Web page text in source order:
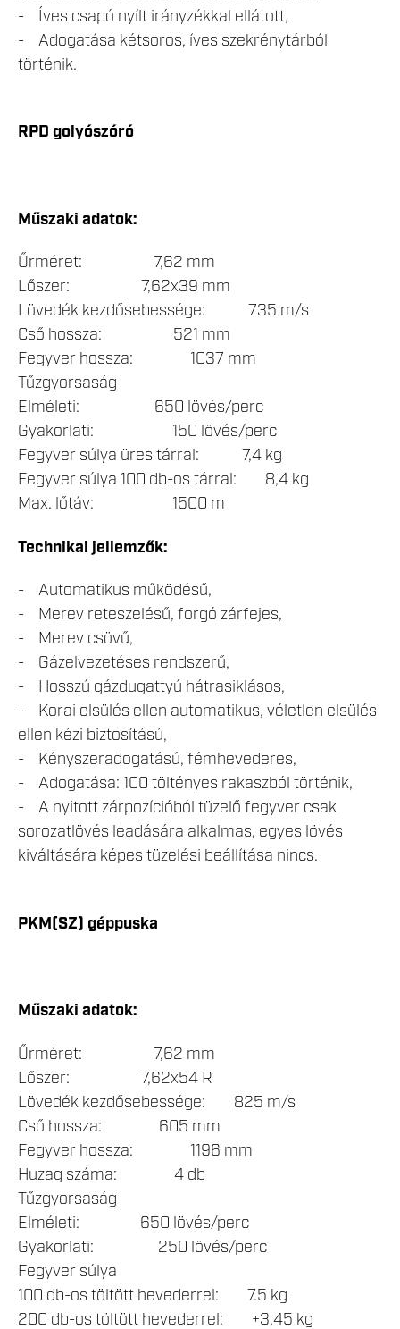
- Íves csapó nyílt irányzékkal ellátott,
- Adogatása kétsoros, íves szekrénytárból
történik.
RPD golyószóró
Műszaki adatok:
Űrméret: 7,62 mm
Lőszer: 7,62x39 mm
Lövedék kezdősebessége: 735 m/s
Cső hossza: 521 mm
Fegyver hossza: 1037 mm
Tűzgyorsaság
Elméleti: 650 lövés/perc
Gyakorlati: 150 lövés/perc
Fegyver súlya üres tárral: 7,4 kg
Fegyver súlya 100 db-os tárral: 8,4 kg
Max. lőtáv: 1500 m
Technikai jellemzők:
- Automatikus működésű,
- Merev reteszelésű, forgó zárfejes,
- Merev csövű,
- Gázelvezetéses rendszerű,
- Hosszú gázdugattyú hátrasiklásos,
- Korai elsülés ellen automatikus, véletlen elsülés
ellen kézi biztosítású,
- Kényszeradogatású, fémhevederes,
- Adogatása: 100 töltényes rakaszból történik,
- A nyitott zárpozícióból tüzelő fegyver csak
sorozatlövés leadására alkalmas, egyes lövés
kiváltására képes tüzelési beállítása nincs.
PKM(SZ) géppuska
Műszaki adatok:
Űrméret: 7,62 mm
Lőszer: 7,62x54 R
Lövedék kezdősebessége: 825 m/s
Cső hossza: 605 mm
Fegyver hossza: 1196 mm
Huzag száma: 4 db
Tűzgyorsaság
Elméleti: 650 lövés/perc
Gyakorlati: 250 lövés/perc
Fegyver súlya
100 db-os töltött hevederrel: 7.5 kg
200 db-os töltött hevederrel: +3,45 kg